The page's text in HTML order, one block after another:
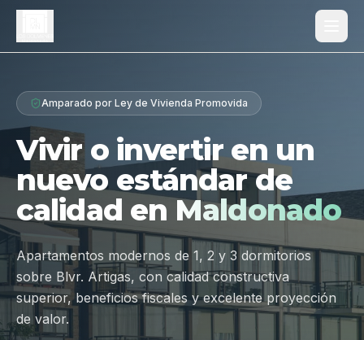
Proyecto
Diferenciales
Tipologías
Galería
Ubicación
Contacto
Hablar por WhatsApp
Amparado por Ley de Vivienda Promovida
Vivir o invertir en un
nuevo estándar de
calidad en Maldonado
Apartamentos modernos de 1, 2 y 3 dormitorios
sobre Blvr. Artigas, con calidad constructiva
superior, beneficios fiscales y excelente proyección
de valor.